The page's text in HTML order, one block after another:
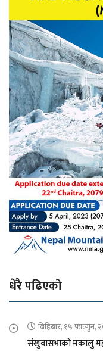
धेरै पढिएको
बिहिबार, १५ फाल्गुन,
संखुवासभाको मकालु